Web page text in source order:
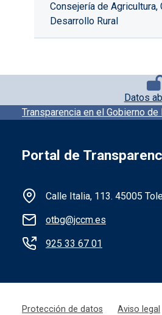
Consejería de Agricultura,
Desarrollo Rural
Pie de página
Datos
Pie de pagina
Transparencia en el Gobierno de
Portal de
Información de
Calle Italia, 113. 45005
otbg@jccm.es
925 33 67 01
Protección de datos Aviso legal